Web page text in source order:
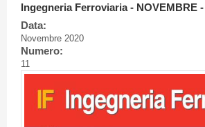
Ingegneria Ferroviaria - NOVEMBRE -
Data:
Novembre 2020
Numero:
11